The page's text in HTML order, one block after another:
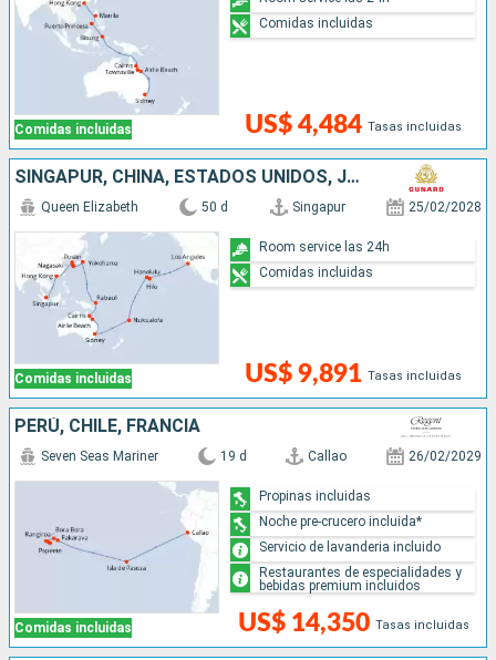
Comidas incluidas US$ 4,484 Tasas incluidas
Comidas incluidas
SINGAPUR, CHINA, ESTADOS UNIDOS, JAPÓN, PAPÚA NUEVA GUINEA, AUSTRALIA, TONGA, FRANCIA
Comidas incluidas
Queen Elizabeth 50 d Singapur 25/02/2028
US$ 9,891 Tasas incluidas
Room service las 24h
Comidas incluidas
PERÚ, CHILE, FRANCIA
Comidas incluidas
Seven Seas Mariner 19 d Callao 26/02/2029
US$ 14,350 Tasas incluidas
Propinas incluidas
Noche pre-crucero incluida*
Servicio de lavanderia incluido
Restaurantes de especialidades y
bebidas premium incluidos